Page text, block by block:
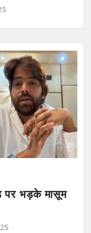
पर भड़के मासूम